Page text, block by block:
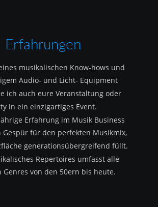
Erfahrungen
musikalischen Know-hows und
Audio- und Licht- Equipment
ich auch eure Veranstaltung oder
in ein einzigartiges Event.
Erfahrung im Musik Business
Gespür für den perfekten Musikmix,
generationsübergreifend füllt.
Repertoires umfasst alle
Genres von den 50ern bis heute.